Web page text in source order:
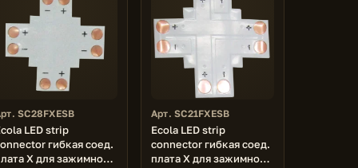
SC28FXESB
LED strip
гибкая соед.
X для зажимного
Арт. SC21FXESB
Ecola LED strip
connector гибкая соед.
плата X для зажимного